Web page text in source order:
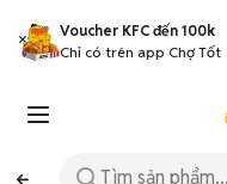
Voucher KFC đến 100k
Chỉ có trên app Chợ Tốt